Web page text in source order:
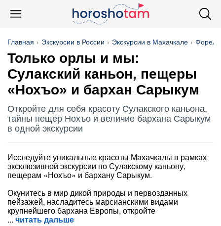
Главная Экскурсии в России Экскурсии в Махачкале
Только орлы и мы:
Сулакский каньон, пещеры
«Нохъо» и бархан Сарыкум
Откройте для себя красоту Сулакского каньона,
тайны пещер Нохъо и величие бархана Сарыкум
в одной экскурсии
Исследуйте уникальные красоты Махачкалы в рамках
эксклюзивной экскурсии по Сулакскому каньону,
пещерам «Нохъо» и бархану Сарыкум.
Окунитесь в мир дикой природы и первозданных
пейзажей, насладитесь марсианскими видами
крупнейшего бархана Европы, откройте
читать дальше